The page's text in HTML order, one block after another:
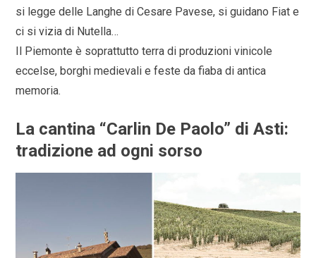
si legge delle Langhe di Cesare Pavese, si guidano Fiat e
ci si vizia di Nutella…
Il Piemonte è soprattutto terra di produzioni vinicole
eccelse, borghi medievali e feste da fiaba di antica
memoria.
La cantina “Carlin De Paolo” di Asti:
tradizione ad ogni sorso